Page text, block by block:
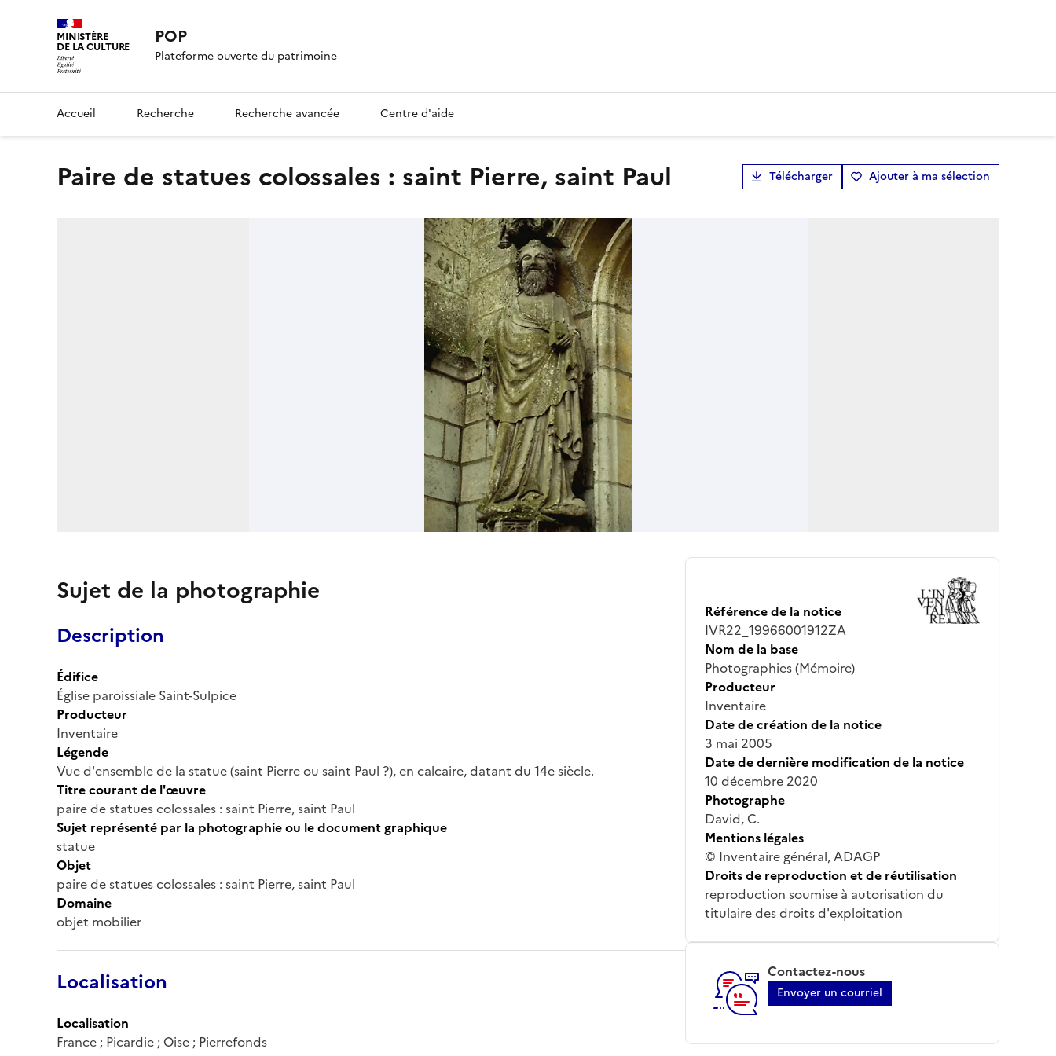
MINISTÈRE
DE LA CULTURE POP
Plateforme ouverte du patrimoine
Accueil Recherche Recherche avancée Centre d'aide
paire de statues colossales : saint Pierre, saint Paul Télécharger Ajouter à ma sélection
Sujet de la photographie
Description
Édifice
Église paroissiale Saint-Sulpice
Producteur
Inventaire
Légende
Vue d'ensemble de la statue (saint Pierre ou saint Paul ?), en calcaire, datant du 14e siècle.
Titre courant de l'œuvre
paire de statues colossales : saint Pierre, saint Paul
Sujet représenté par la photographie ou le document graphique
statue
Objet
paire de statues colossales : saint Pierre, saint Paul
Domaine
objet mobilier
Localisation
Localisation
France ; Picardie ; Oise ; Pierrefonds
Référence de la notice
IVR22_19966001912ZA
Nom de la base
Photographies (Mémoire)
Producteur
Inventaire
Date de création de la notice
3 mai 2005
Date de dernière modification de la notice
10 décembre 2020
Photographe
David, C.
Mentions légales
© Inventaire général, ADAGP
Droits de reproduction et de réutilisation
reproduction soumise à autorisation du
titulaire des droits d'exploitation
Contactez-nous
Envoyer un courriel